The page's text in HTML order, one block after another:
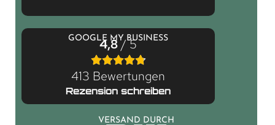
GOOGLE MY BUSINESS
4,8/ 5
413 Bewertungen
Rezension schreiben
VERSAND DURCH